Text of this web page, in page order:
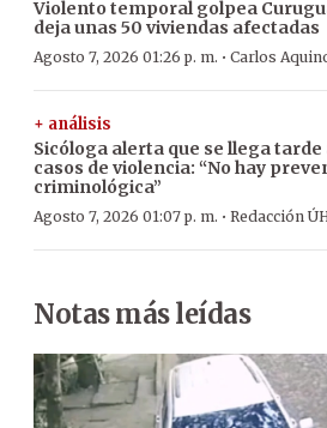
Violento temporal golpea
deja unas 50 viviendas afectadas
Agosto 7, 2026 01:26 p. m. · Carlos
+ análisis
Sicóloga alerta que se llega tarde
casos de violencia: “No hay
criminológica”
Agosto 7, 2026 01:07 p. m. · Redacción
Notas más leídas